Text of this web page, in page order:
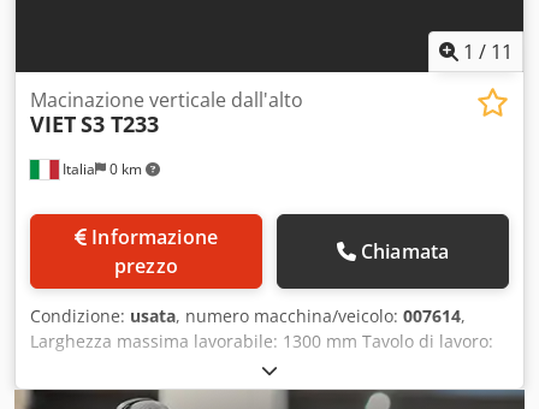
1 / 11
Italia 0 km
Macinazione verticale dall'alto
VIETS3 T233
prezzo
Chiamata
Condizione: usata, numero macchina/veicolo: 007614,
Larghezza massima lavorabile: 1300 mm Tavolo di lavoro:
regolabile Credpfx Aox A Tateiref Tappeto a vuoto: sì
Numero di unità operatrici: 3